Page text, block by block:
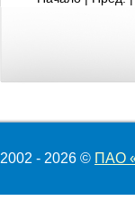
2002 - 2026 © ПАО